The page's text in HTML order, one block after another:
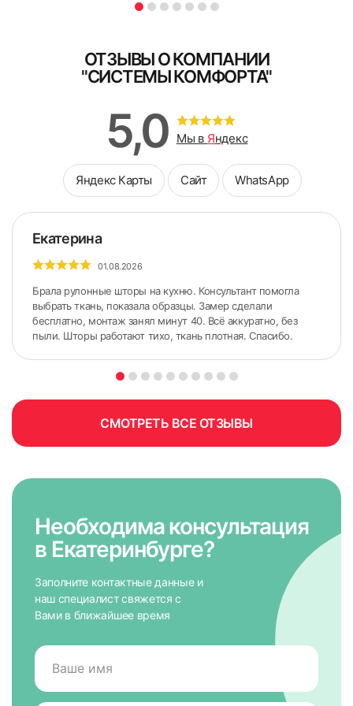
Схема замера при установке жалюзи
Заполните форму
уточнений детали выезда
Я ознакомлен и согласен сполитикой об обработке
персональных данных
ОТЗЫВЫ О КОМПАНИИ
"СИСТЕМЫ КОМФОРТА"
5,0 Мы в Яндекс
Яндекс Карты Сайт WhatsApp
Екатерина
01.08.2026
Брала рулонные шторы на кухню. Консультант помогла
выбрать ткань, показала образцы. Замер сделали
бесплатно, монтаж занял минут 40. Всё аккуратно, без
пыли. Шторы работают тихо, ткань плотная. Спасибо.
СМОТРЕТЬ ВСЕ ОТЗЫВЫ
Необходима консультация
в Екатеринбурге?
Заполните контактные данные и
наш специалист свяжется с
Вами в ближайшее время